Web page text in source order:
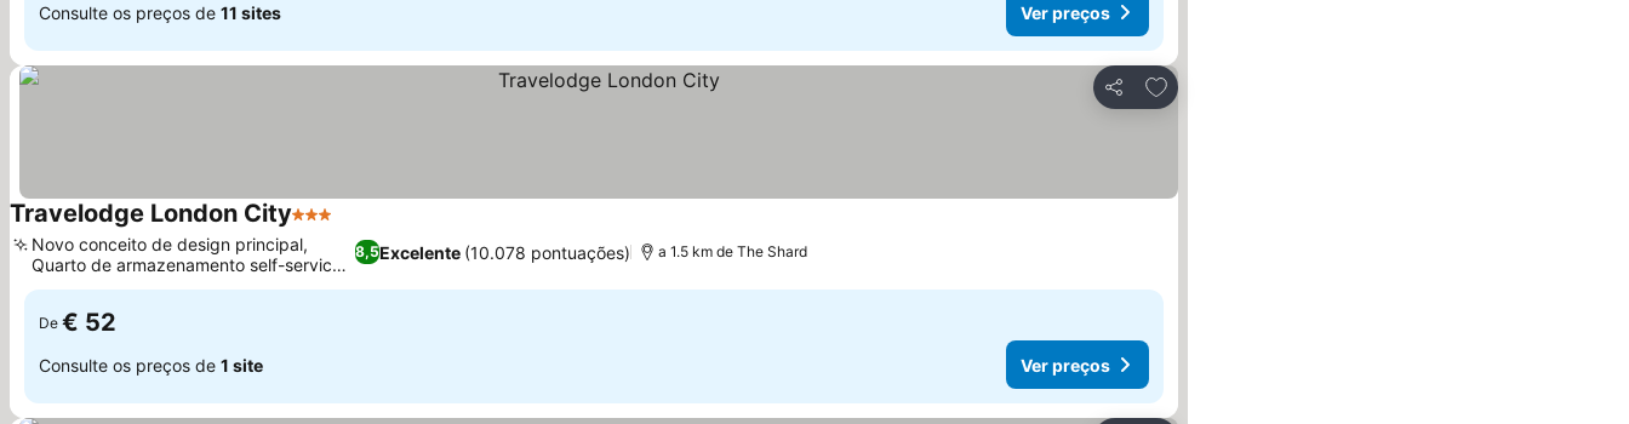
Consulte os preços de 11 sites Ver preços
Partilhar
Adicionar aos favoritos
Travelodge London City3 Estrelas
8,5Excelente (10.078 pontuações)
Novo conceito de design principal,
Quarto de armazenamento self-service
para hóspedes
a 1.5 km de The Shard
De € 52
Consulte os preços de 1 site Ver preços